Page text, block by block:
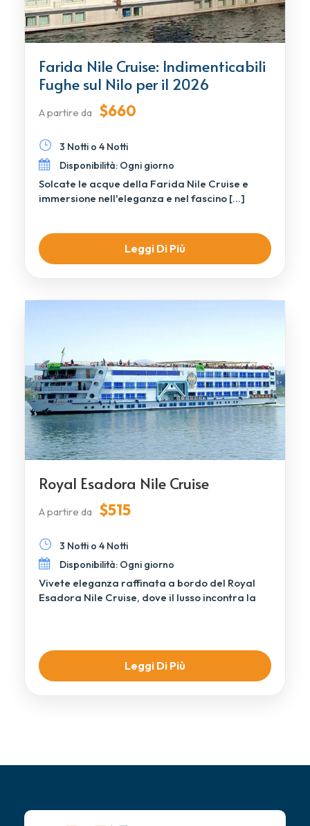
Farida Nile Cruise: Indimenticabili
Fughe sul Nilo per il 2026
A partire da $660
3 Notti o 4 Notti
Disponibilità: Ogni giorno
Solcate le acque della Farida Nile Cruise e
immersione nell'eleganza e nel fascino […]
Leggi Di Più
Royal Esadora Nile Cruise
A partire da $515
3 Notti o 4 Notti
Disponibilità: Ogni giorno
Vivete eleganza raffinata a bordo del Royal
Esadora Nile Cruise, dove il lusso incontra la
Leggi Di Più